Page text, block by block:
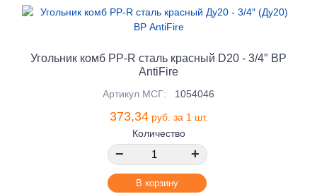
Угольник комб PP-R сталь красный D20 - 3/4″ ВР
AntiFire
Артикул МСГ: 1054046
373,34руб. за 1 шт.
Количество
− +
В корзину